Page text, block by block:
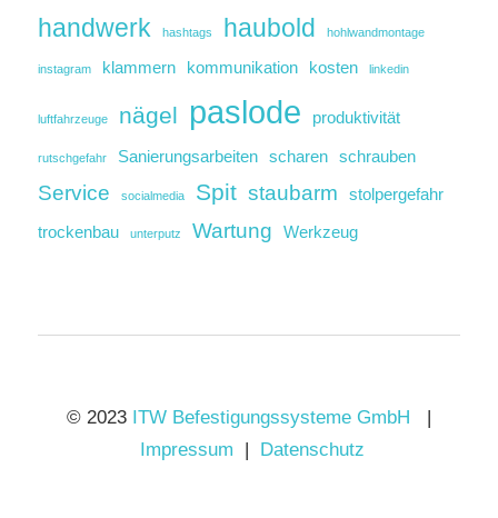
handwerk hashtags haubold hohlwandmontage
instagram klammern kommunikation kosten linkedin
luftfahrzeuge nägel paslode produktivität
rutschgefahr Sanierungsarbeiten scharen schrauben
Service socialmedia Spit staubarm
stolpergefahr
trockenbau
unterputz Wartung Werkzeug
© 2023 ITW Befestigungssysteme GmbH
Impressum
Datenschutz